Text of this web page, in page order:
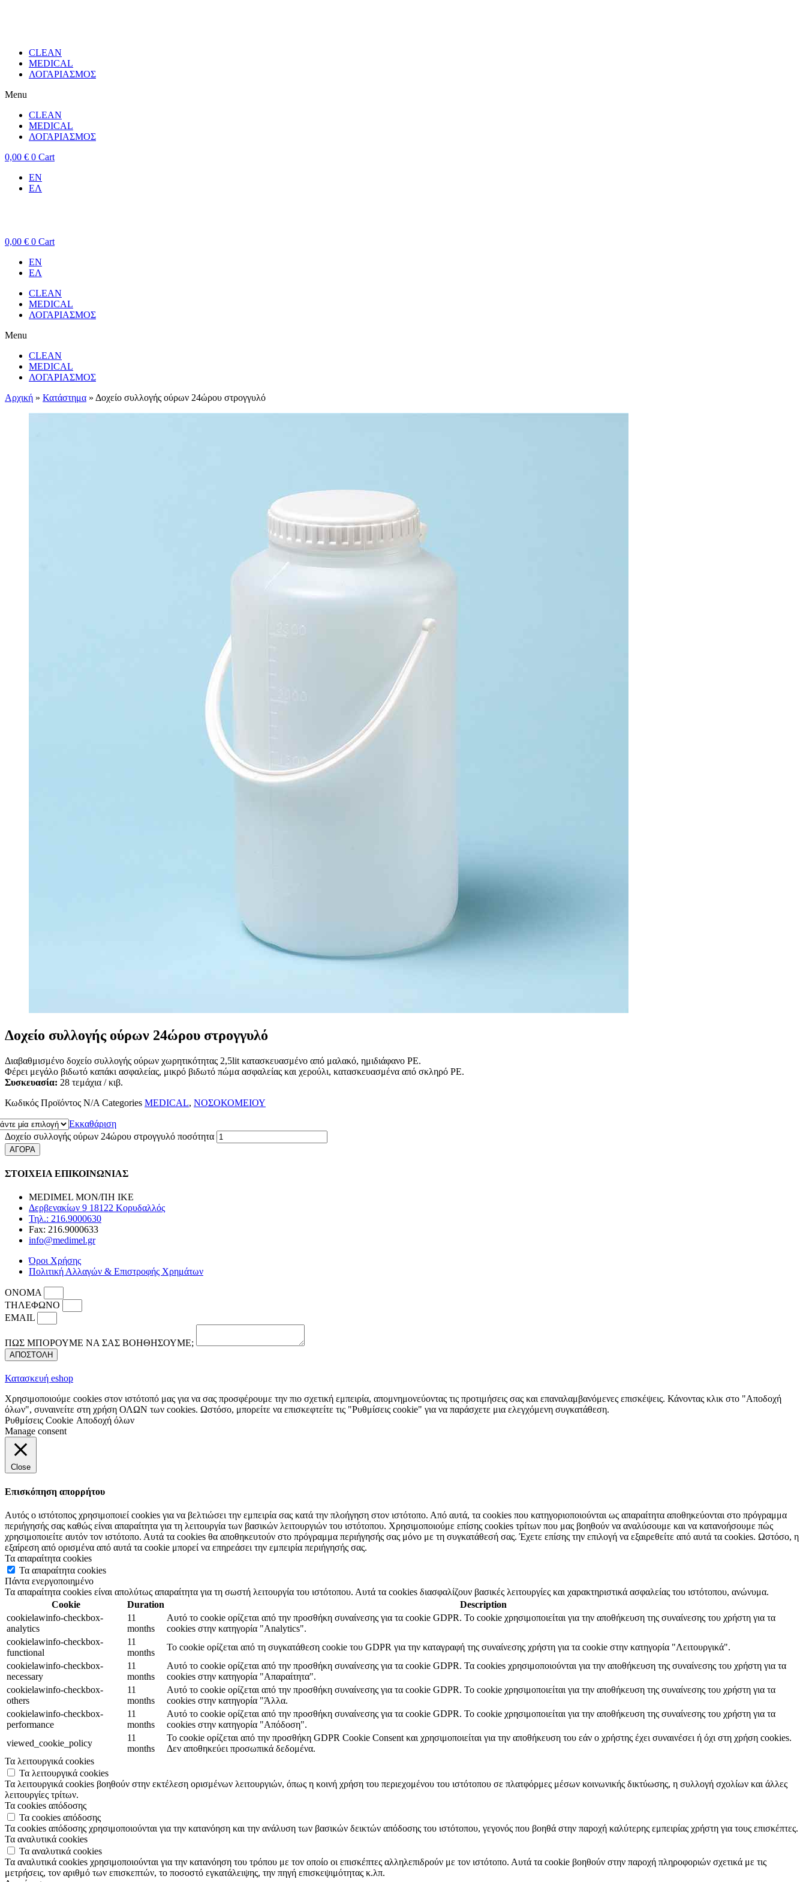
CLEAN
MEDICAL
ΛΟΓΑΡΙΑΣΜΟΣ
Menu
CLEAN
MEDICAL
ΛΟΓΑΡΙΑΣΜΟΣ
0,00 € 0 Cart
EN
ΕΛ
0,00 € 0 Cart
EN
ΕΛ
CLEAN
MEDICAL
ΛΟΓΑΡΙΑΣΜΟΣ
Menu
CLEAN
MEDICAL
ΛΟΓΑΡΙΑΣΜΟΣ
Αρχική » Κατάστημα » Δοχείο συλλογής ούρων 24ώρου στρογγυλό
Δοχείο συλλογής ούρων 24ώρου στρογγυλό
Διαβαθμισμένο δοχείο συλλογής ούρων χωρητικότητας 2,5lit κατασκευασμένο από μαλακό, ημιδιάφανο PE.
Φέρει μεγάλο βιδωτό καπάκι ασφαλείας, μικρό βιδωτό πώμα ασφαλείας και χερούλι, κατασκευασμένα από σκληρό PE.
Συσκευασία: 28 τεμάχια / κιβ.
Κωδικός Προϊόντος N/A Categories MEDICAL, ΝΟΣΟΚΟΜΕΙΟΥ
Εκκαθάριση
Δοχείο συλλογής ούρων 24ώρου στρογγυλό ποσότητα
ΑΓΟΡΑ
ΣΤΟΙΧΕΙΑ ΕΠΙΚΟΙΝΩΝΙΑΣ
MEDIMEL ΜΟΝ/ΠΗ ΙΚΕ
Δερβενακίων 9 18122 Κορυδαλλός
Τηλ.: 216.9000630
Fax: 216.9000633
info@medimel.gr
Όροι Χρήσης
Πολιτική Αλλαγών & Επιστροφής Χρημάτων
ΟΝΟΜΑ
ΤΗΛΕΦΩΝΟ
EMAIL
ΠΩΣ ΜΠΟΡΟΥΜΕ ΝΑ ΣΑΣ ΒΟΗΘΗΣΟΥΜΕ;
ΑΠΟΣΤΟΛΗ
Κατασκευή eshop
Χρησιμοποιούμε cookies στον ιστότοπό μας για να σας προσφέρουμε την πιο σχετική εμπειρία, απομνημονεύοντας τις προτιμήσεις σας και επαναλαμβανόμενες επισκέψεις. Κάνοντας κλικ στο "Αποδοχή
όλων", συναινείτε στη χρήση ΟΛΩΝ των cookies. Ωστόσο, μπορείτε να επισκεφτείτε τις "Ρυθμίσεις cookie" για να παράσχετε μια ελεγχόμενη συγκατάθεση.
Ρυθμίσεις Cookie Αποδοχή όλων
Manage consent
Close
Επισκόπηση απορρήτου
Αυτός ο ιστότοπος χρησιμοποιεί cookies για να βελτιώσει την εμπειρία σας κατά την πλοήγηση στον ιστότοπο. Από αυτά, τα cookies που κατηγοριοποιούνται ως απαραίτητα αποθηκεύονται στο πρόγραμμα
περιήγησής σας καθώς είναι απαραίτητα για τη λειτουργία των βασικών λειτουργιών του ιστότοπου. Χρησιμοποιούμε επίσης cookies τρίτων που μας βοηθούν να αναλύσουμε και να κατανοήσουμε πώς
χρησιμοποιείτε αυτόν τον ιστότοπο. Αυτά τα cookies θα αποθηκευτούν στο πρόγραμμα περιήγησής σας μόνο με τη συγκατάθεσή σας. Έχετε επίσης την επιλογή να εξαιρεθείτε από αυτά τα cookies. Ωστόσο, η
εξαίρεση από ορισμένα από αυτά τα cookie μπορεί να επηρεάσει την εμπειρία περιήγησής σας.
Τα απαραίτητα cookies
Τα απαραίτητα cookies
Πάντα ενεργοποιημένο
Τα απαραίτητα cookies είναι απολύτως απαραίτητα για τη σωστή λειτουργία του ιστότοπου. Αυτά τα cookies διασφαλίζουν βασικές λειτουργίες και χαρακτηριστικά ασφαλείας του ιστότοπου, ανώνυμα.
Cookie
Duration
Description
cookielawinfo-checkbox-
analytics
11
months
Αυτό το cookie ορίζεται από την προσθήκη συναίνεσης για τα cookie GDPR. Το cookie χρησιμοποιείται για την αποθήκευση της συναίνεσης του χρήστη για τα
cookies στην κατηγορία "Analytics".
cookielawinfo-checkbox-
functional
11
months
Το cookie ορίζεται από τη συγκατάθεση cookie του GDPR για την καταγραφή της συναίνεσης χρήστη για τα cookie στην κατηγορία "Λειτουργικά".
cookielawinfo-checkbox-
necessary
11
months
Αυτό το cookie ορίζεται από την προσθήκη συναίνεσης για τα cookie GDPR. Τα cookies χρησιμοποιούνται για την αποθήκευση της συναίνεσης του χρήστη για τα
cookies στην κατηγορία "Απαραίτητα".
cookielawinfo-checkbox-
others
11
months
Αυτό το cookie ορίζεται από την προσθήκη συναίνεσης για τα cookie GDPR. Το cookie χρησιμοποιείται για την αποθήκευση της συναίνεσης του χρήστη για τα
cookies στην κατηγορία "Άλλα.
cookielawinfo-checkbox-
performance
11
months
Αυτό το cookie ορίζεται από την προσθήκη συναίνεσης για τα cookie GDPR. Το cookie χρησιμοποιείται για την αποθήκευση της συναίνεσης του χρήστη για τα
cookies στην κατηγορία "Απόδοση".
viewed_cookie_policy
11
months
Το cookie ορίζεται από την προσθήκη GDPR Cookie Consent και χρησιμοποιείται για την αποθήκευση του εάν ο χρήστης έχει συναινέσει ή όχι στη χρήση cookies.
Δεν αποθηκεύει προσωπικά δεδομένα.
Τα λειτουργικά cookies
Τα λειτουργικά cookies
Τα λειτουργικά cookies βοηθούν στην εκτέλεση ορισμένων λειτουργιών, όπως η κοινή χρήση του περιεχομένου του ιστότοπου σε πλατφόρμες μέσων κοινωνικής δικτύωσης, η συλλογή σχολίων και άλλες
λειτουργίες τρίτων.
Τα cookies απόδοσης
Τα cookies απόδοσης
Τα cookies απόδοσης χρησιμοποιούνται για την κατανόηση και την ανάλυση των βασικών δεικτών απόδοσης του ιστότοπου, γεγονός που βοηθά στην παροχή καλύτερης εμπειρίας χρήστη για τους επισκέπτες.
Τα αναλυτικά cookies
Τα αναλυτικά cookies
Τα αναλυτικά cookies χρησιμοποιούνται για την κατανόηση του τρόπου με τον οποίο οι επισκέπτες αλληλεπιδρούν με τον ιστότοπο. Αυτά τα cookie βοηθούν στην παροχή πληροφοριών σχετικά με τις
μετρήσεις, τον αριθμό των επισκεπτών, το ποσοστό εγκατάλειψης, την πηγή επισκεψιμότητας κ.λπ.